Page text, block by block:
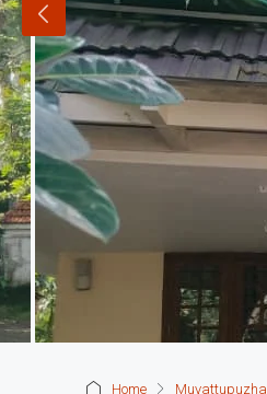
Home Muvattupuzha